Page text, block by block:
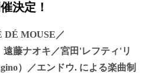
決定！
DÉ MOUSE／
藤ナオキ／宮田'レフティ'リ
）／エンドウ. による楽曲制